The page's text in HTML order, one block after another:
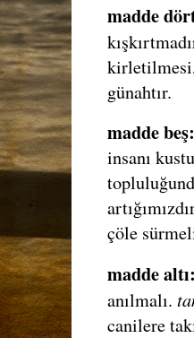
madde
günahtır.
madde beş:
insanı
çöle
madde altı:
anılmalı.
canilere